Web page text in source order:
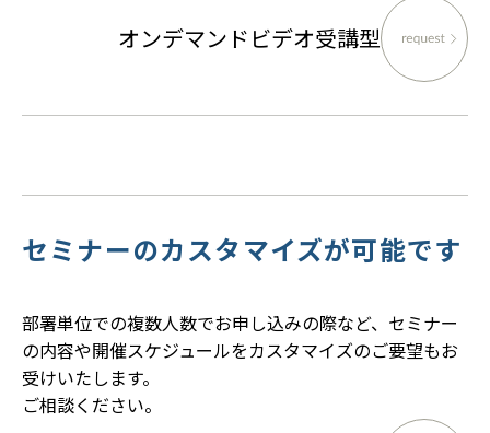
オンデマンドビデオ受講型
セミナーのカスタマイズが可能です
部署単位での複数人数でお申し込みの際など、セミナー
の内容や開催スケジュールをカスタマイズのご要望もお
受けいたします。
ご相談ください。